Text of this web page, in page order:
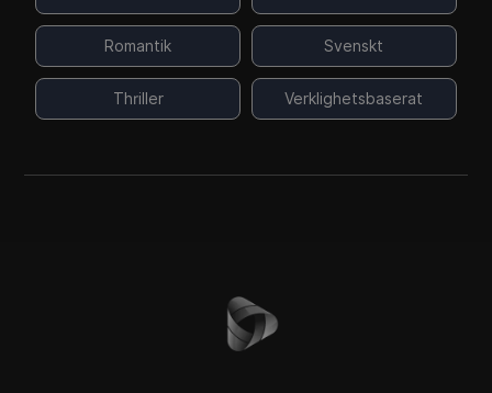
Romantik Svenskt
Thriller Verklighetsbaserat